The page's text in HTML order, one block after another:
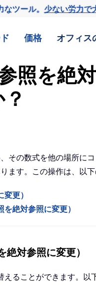
なツール。少ない労力で
価格 オフィス
照を絶
その数式を他の場所に
ます。この操作は、以下
更）
絶対参照に変更）
対参照に変更）
ることができます。以